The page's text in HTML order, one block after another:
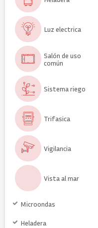
Luz electrica
Salón de uso
común
Sistema riego
Trifasica
Vigilancia
Vista al mar
Microondas
Heladera